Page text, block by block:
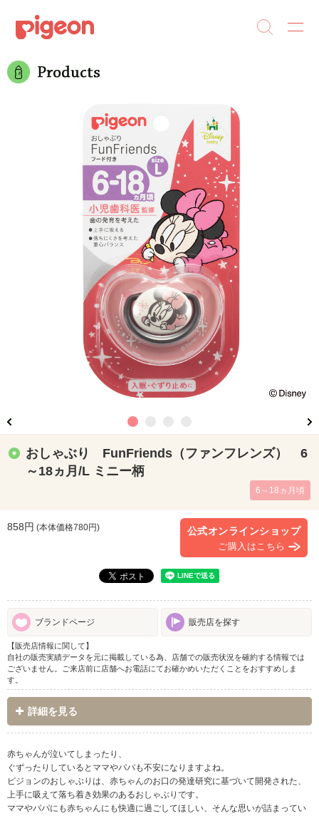
おしゃぶり FunFriends（ファンフレンズ） 6
～18ヵ月/L ミニー柄
6～18ヵ月頃
858円 (本体価格780円) 公式オンラインショップ
ご購入はこちら
ブランドページ 販売店を探す
【販売店情報に関して】
自社の販売実績データを元に掲載している為、店舗での販売状況を確約する情報では
ございません。ご来店前に店舗へお電話にてお確かめいただくことをおすすめしま
す。
詳細を見る
赤ちゃんが泣いてしまったり、
ぐずったりしているとママやパパも不安になりますよね。
ピジョンのおしゃぶりは、赤ちゃんのお口の発達研究に基づいて開発された、
上手に吸えて落ち着き効果のあるおしゃぶりです。
ママやパパにも赤ちゃんにも快適に過ごしてほしい、そんな思いが詰まってい